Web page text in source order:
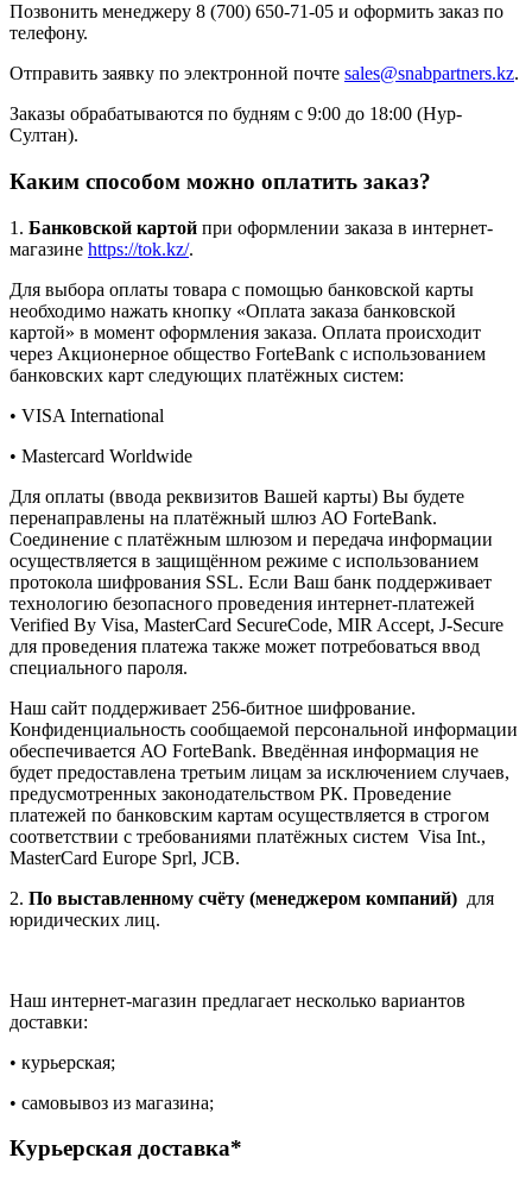
Позвонить менеджеру 8 (700) 650-71-05 и оформить заказ по
телефону.
Отправить заявку по электронной почте sales@snabpartners.kz.
Заказы обрабатываются по будням с 9:00 до 18:00 (Нур-
Султан).
Каким способом можно оплатить заказ?
1. Банковской картой при оформлении заказа в интернет-
магазине https://tok.kz/.
Для выбора оплаты товара с помощью банковской карты
необходимо нажать кнопку «Оплата заказа банковской
картой» в момент оформления заказа. Оплата происходит
через Акционерное общество ForteBank с использованием
банковских карт следующих платёжных систем:
• VISA International
• Mastercard Worldwide
Для оплаты (ввода реквизитов Вашей карты) Вы будете
перенаправлены на платёжный шлюз АО ForteBank.
Соединение с платёжным шлюзом и передача информации
осуществляется в защищённом режиме с использованием
протокола шифрования SSL. Если Ваш банк поддерживает
технологию безопасного проведения интернет-платежей
Verified By Visa, MasterCard SecureCode, MIR Accept, J-Secure
для проведения платежа также может потребоваться ввод
специального пароля.
Наш сайт поддерживает 256-битное шифрование.
Конфиденциальность сообщаемой персональной информации
обеспечивается АО ForteBank. Введённая информация не
будет предоставлена третьим лицам за исключением случаев,
предусмотренных законодательством РК. Проведение
платежей по банковским картам осуществляется в строгом
соответствии с требованиями платёжных систем Visa Int.,
MasterCard Europe Sprl, JCB.
2. По выставленному счёту (менеджером компаний) для
юридических лиц.
Наш интернет-магазин предлагает несколько вариантов
доставки:
• курьерская;
• самовывоз из магазина;
Курьерская доставка*